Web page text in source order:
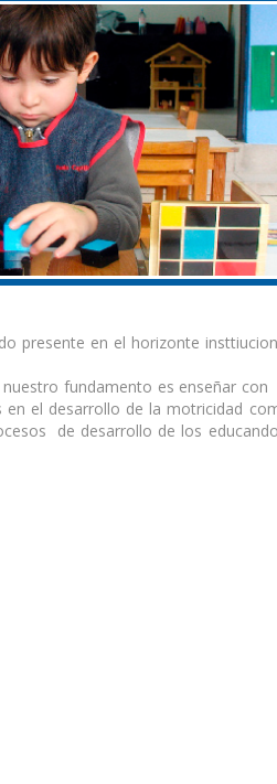
presente en el horizonte
fundamento es enseñar con
el desarrollo de la motricidad
de desarrollo de los